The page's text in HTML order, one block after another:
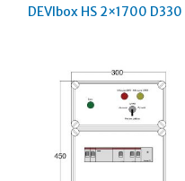
DEVIbox HS 2×1700 D330